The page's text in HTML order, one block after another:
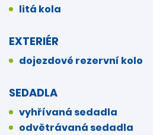
litá kola
EXTERIÉR
dojezdové rezervní kolo
SEDADLA
vyhřívaná sedadla
odvětrávaná sedadla